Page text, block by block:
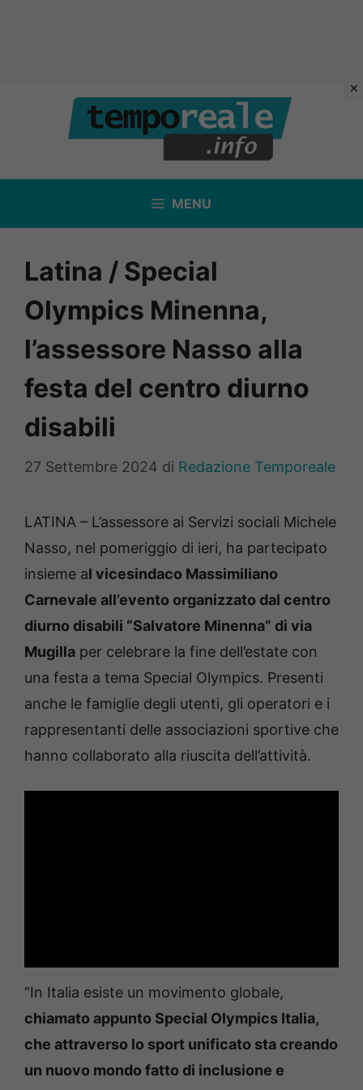
contenuto
MENU
Latina / Special
Olympics Minenna,
l’assessore Nasso alla
festa del centro diurno
disabili
27 Settembre 2024 di Redazione Temporeale
LATINA – L’assessore ai Servizi sociali Michele
Nasso, nel pomeriggio di ieri, ha partecipato
insieme al vicesindaco Massimiliano
Carnevale all’evento organizzato dal centro
diurno disabili “Salvatore Minenna” di via
Mugilla per celebrare la fine dell’estate con
una festa a tema Special Olympics. Presenti
anche le famiglie degli utenti, gli operatori e i
rappresentanti delle associazioni sportive che
hanno collaborato alla riuscita dell’attività.
“In Italia esiste un movimento globale,
chiamato appunto Special Olympics Italia,
che attraverso lo sport unificato sta creando
un nuovo mondo fatto di inclusione e